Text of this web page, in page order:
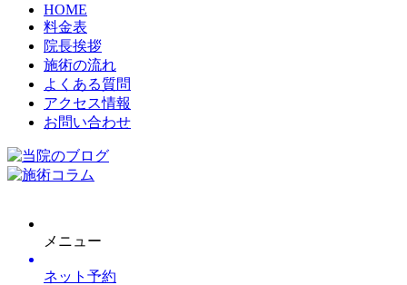
HOME
料金表
院長挨拶
施術の流れ
よくある質問
アクセス情報
お問い合わせ
メニュー
ネット予約